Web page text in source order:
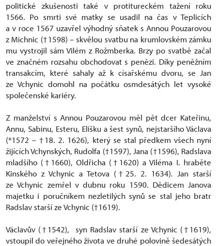
politické zkušenosti také v protitureckém tažení roku
1566. Po smrti své matky se usadil na čas v Teplicích
a v roce 1567 uzavřel výhodný sňatek s Annou Pouzarovou
z Michnic (†1598) – skvělou svatbu na krumlovském zámku
mu vystrojil sám Vilém z Rožmberka. Brzy po svatbě začal
ve značném rozsahu obchodovat s penězi. Díky peněžním
transakcím, které sahaly až k císařskému dvoru, se Jan
ze Vchynic domohl na počátku osmdesátých let vysoké
společenské kariéry.
Z manželství s Annou Pouzarovou měl pět dcer Kateřinu,
Annu, Sabinu, Esteru, Elišku a šest synů, nejstaršího Václava
(*1572 – †18. 2. 1626), který se stal předkem všech nyní
žijících Vchynských, Rudolfa (†1597), Jana (†1596), Radslava
mladšího (†1660), Oldřicha (†1620) a Viléma I. hraběte
Kinského z Vchynic a Tetova (†25. 2. 1634). Jan starší
ze Vchynic zemřel v dubnu roku 1590. Dědicem Janova
majetku i poručníkem nezletilých synů se stal jeho bratr
Radslav starší ze Vchynic (†1619).
Václavův (†1542), syn Radslav starší ze Vchynic (†1619),
vstoupil do veřejného života ve druhé polovině šedesátých